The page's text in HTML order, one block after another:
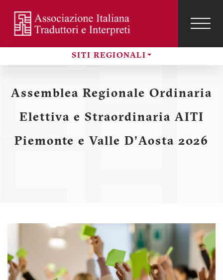
contenuto
principale
SITI REGIONALI
Menu
profilo
utente
Assemblea Regionale Ordinaria
Elettiva e Straordinaria AITI
Piemonte e Valle D'Aosta 2026